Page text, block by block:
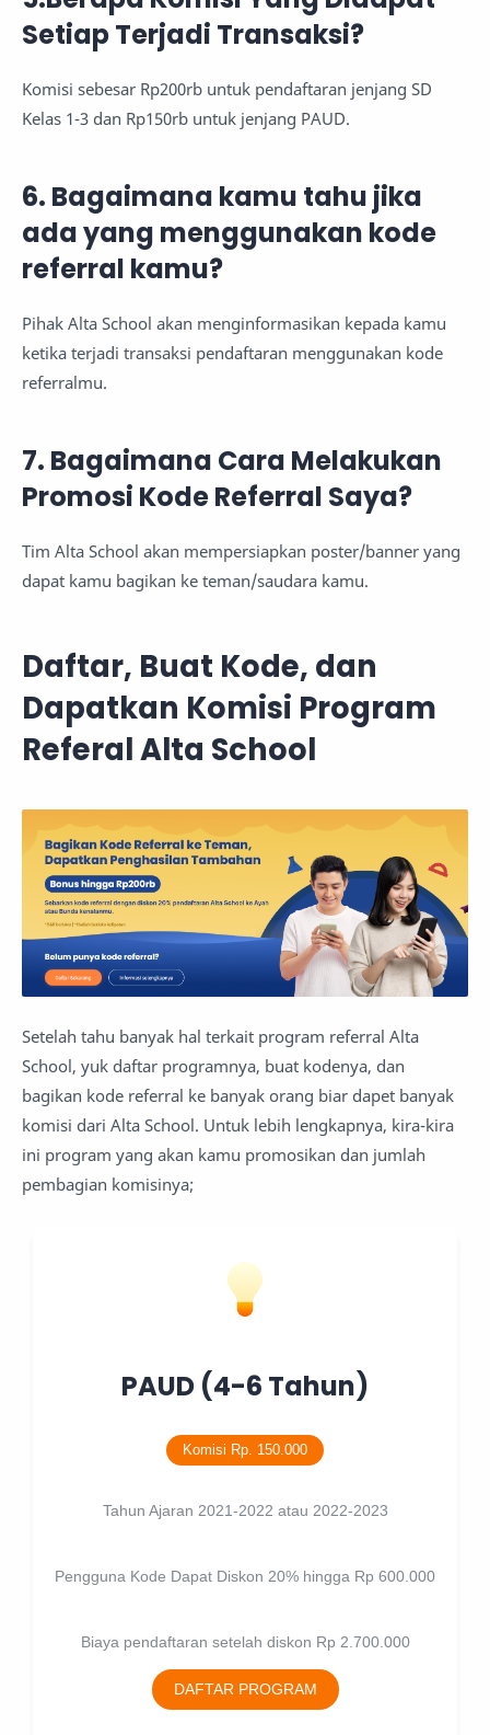
Setiap Terjadi Transaksi?
Komisi sebesar Rp200rb untuk pendaftaran jenjang SD
Kelas 1-3 dan Rp150rb untuk jenjang PAUD.
6. Bagaimana kamu tahu jika
ada yang menggunakan kode
referral kamu?
Pihak Alta School akan menginformasikan kepada kamu
ketika terjadi transaksi pendaftaran menggunakan kode
referralmu.
7. Bagaimana Cara Melakukan
Promosi Kode Referral Saya?
Tim Alta School akan mempersiapkan poster/banner yang
dapat kamu bagikan ke teman/saudara kamu.
Daftar, Buat Kode, dan
Dapatkan Komisi Program
Referal Alta School
Setelah tahu banyak hal terkait program referral Alta
School, yuk daftar programnya, buat kodenya, dan
bagikan kode referral ke banyak orang biar dapet banyak
komisi dari Alta School. Untuk lebih lengkapnya, kira-kira
ini program yang akan kamu promosikan dan jumlah
pembagian komisinya;
PAUD (4-6 Tahun)
Komisi Rp. 150.000
Tahun Ajaran 2021-2022 atau 2022-2023
Pengguna Kode Dapat Diskon 20% hingga Rp 600.000
Biaya pendaftaran setelah diskon Rp 2.700.000
DAFTAR PROGRAM